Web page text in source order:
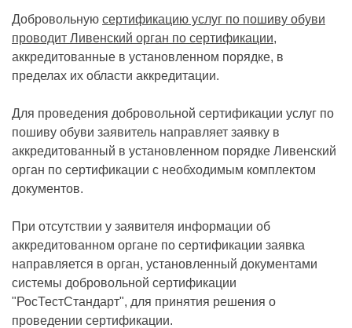
Добровольную сертификацию услуг по пошиву обуви
проводит Ливенский орган по сертификации,
аккредитованные в установленном порядке, в
пределах их области аккредитации.
Для проведения добровольной сертификации услуг по
пошиву обуви заявитель направляет заявку в
аккредитованный в установленном порядке Ливенский
орган по сертификации с необходимым комплектом
документов.
При отсутствии у заявителя информации об
аккредитованном органе по сертификации заявка
направляется в орган, установленный документами
системы добровольной сертификации
"РосТестСтандарт", для принятия решения о
проведении сертификации.